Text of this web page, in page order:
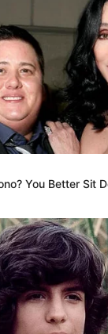
You Better Sit